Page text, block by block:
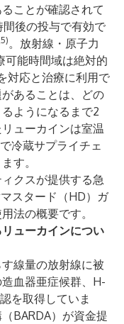
ことが確認されて
後の投与で有効で
。放射線・原子力
可能時間域は絶対的
対応と治療に利用で
あることは、どの
ようになるまで2
ューカインは室温
冷蔵サプライチェ
す。
クスが提供する急
スタード（HD）ガ
法の概要です。
ューカインについ
線量の放射線に被
血器亜症候群、H-
を取得していま
BARDA）が資金提